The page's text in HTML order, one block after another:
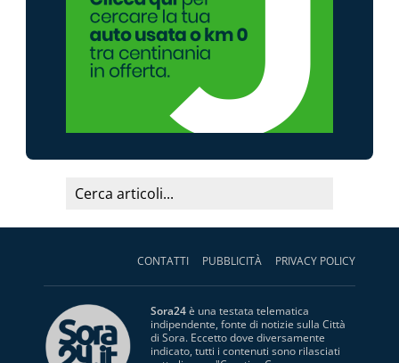
CONTATTI PUBBLICITÀ PRIVACY POLICY
Sora24è una testata telematica
indipendente, fonte di notizie sulla Città
di Sora. Eccetto dove diversamente
indicato, tutti i contenuti sono rilasciati